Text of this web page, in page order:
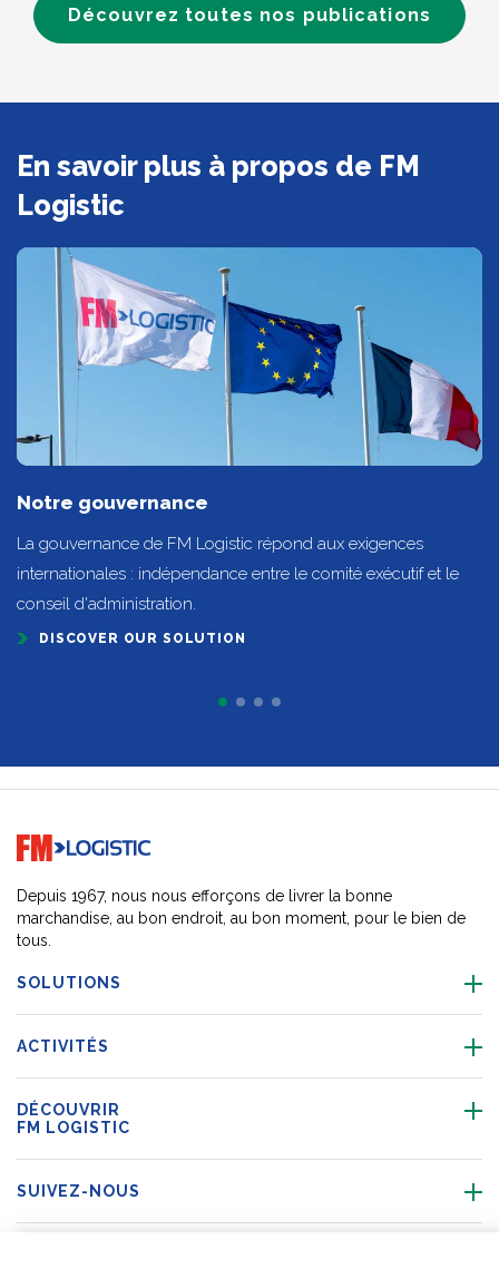
Découvrez toutes nos publications
En savoir plus à propos de FM
Logistic
Notre gouvernance
La gouvernance de FM Logistic répond aux exigences
internationales : indépendance entre le comité exécutif et le
conseil d'administration.
DISCOVER OUR SOLUTION
Go to home page
Depuis 1967, nous nous efforçons de livrer la bonne
marchandise, au bon endroit, au bon moment, pour le bien de
tous.
SOLUTIONS
ACTIVITÉS
DÉCOUVRIR
FM LOGISTIC
SUIVEZ-NOUS